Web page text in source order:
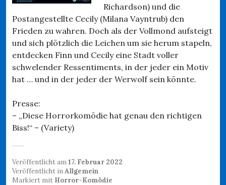
Richardson) und die
Postangestellte Cecily (Milana Vayntrub) den
Frieden zu wahren. Doch als der Vollmond aufsteigt
und sich plötzlich die Leichen um sie herum stapeln,
entdecken Finn und Cecily eine Stadt voller
schwelender Ressentiments, in der jeder ein Motiv
hat … und in der jeder der Werwolf sein könnte.
Presse:
– „Diese Horrorkomödie hat genau den richtigen
Biss!“ – (Variety)
Veröffentlicht am17. Februar 2022
Veröffentlicht inAllgemein
Markiert mit Horror-Komödie